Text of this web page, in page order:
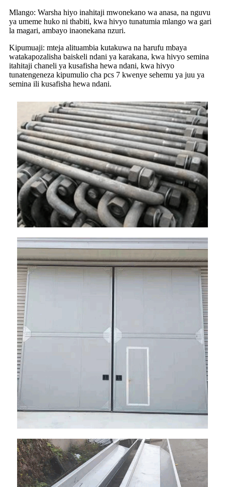
Mlango: Warsha hiyo inahitaji mwonekano wa anasa, na nguvu
ya umeme huko ni thabiti, kwa hivyo tunatumia mlango wa gari
la magari, ambayo inaonekana nzuri.
Kipumuaji: mteja alituambia kutakuwa na harufu mbaya
watakapozalisha baiskeli ndani ya karakana, kwa hivyo semina
itahitaji chaneli ya kusafisha hewa ndani, kwa hivyo
tunatengeneza kipumulio cha pcs 7 kwenye sehemu ya juu ya
semina ili kusafisha hewa ndani.